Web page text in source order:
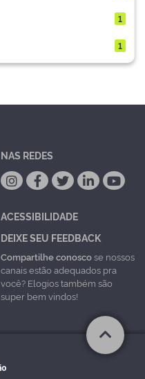
1
1
NAS REDES
ACESSIBILIDADE
DEIXE SEU FEEDBACK
Compartilhe conoscose nossos
canais estão adequados pra
você? Elogios também são
super bem vindos!